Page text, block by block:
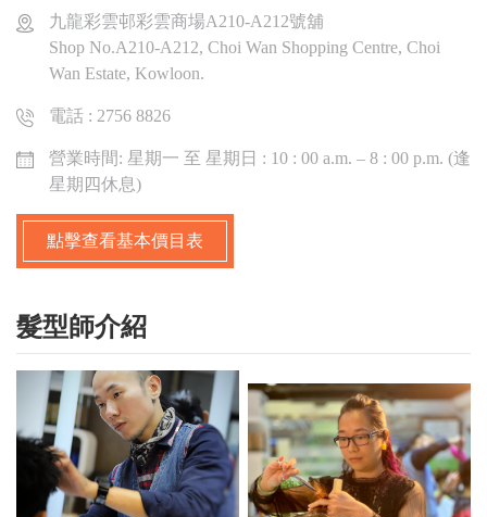
九龍彩雲邨彩雲商場A210-A212號舖
Shop No.A210-A212, Choi Wan Shopping Centre, Choi
Wan Estate, Kowloon.
電話 : 2756 8826
營業時間: 星期一 至 星期日 : 10 : 00 a.m. – 8 : 00 p.m. (逢
星期四休息)
點擊查看基本價目表
髮型師介紹